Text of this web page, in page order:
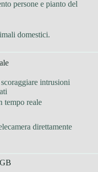
persone e pianto del
domestici.
intrusioni
reale
direttamente